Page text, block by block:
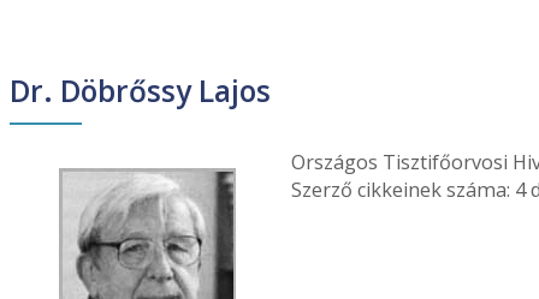
Dr. Döbrőssy Lajos
Országos Tisztifőorvosi
Szerző cikkeinek száma: 4